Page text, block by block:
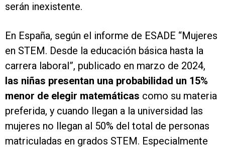
serán inexistente.
En España, según el informe de ESADE “Mujeres
en STEM. Desde la educación básica hasta la
carrera laboral”, publicado en marzo de 2024,
las niñas presentan una probabilidad un 15%
menor de elegir matemáticas como su materia
preferida, y cuando llegan a la universidad las
mujeres no llegan al 50% del total de personas
matriculadas en grados STEM. Especialmente